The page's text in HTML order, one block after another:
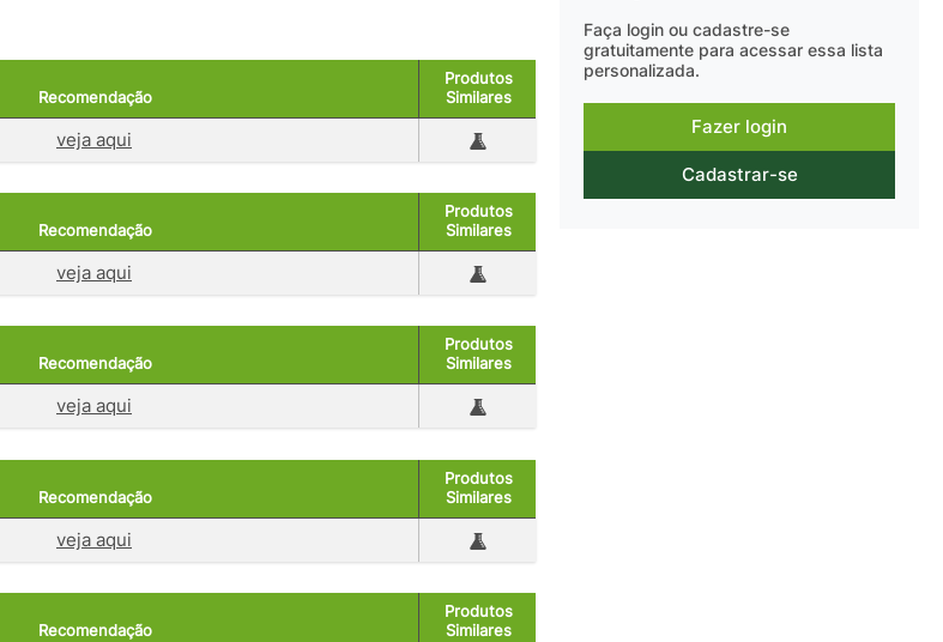
Recomendação
Produtos
Similares
veja aqui
Recomendação
Produtos
Similares
veja aqui
Recomendação
Produtos
Similares
veja aqui
Recomendação
Produtos
Similares
veja aqui
Recomendação
Produtos
Similares
Faça login ou cadastre-se
gratuitamente para acessar essa lista
personalizada.
Fazer login
Cadastrar-se